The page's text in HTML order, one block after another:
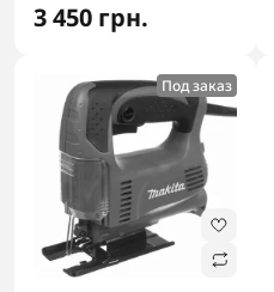
3 450 грн.
Под заказ